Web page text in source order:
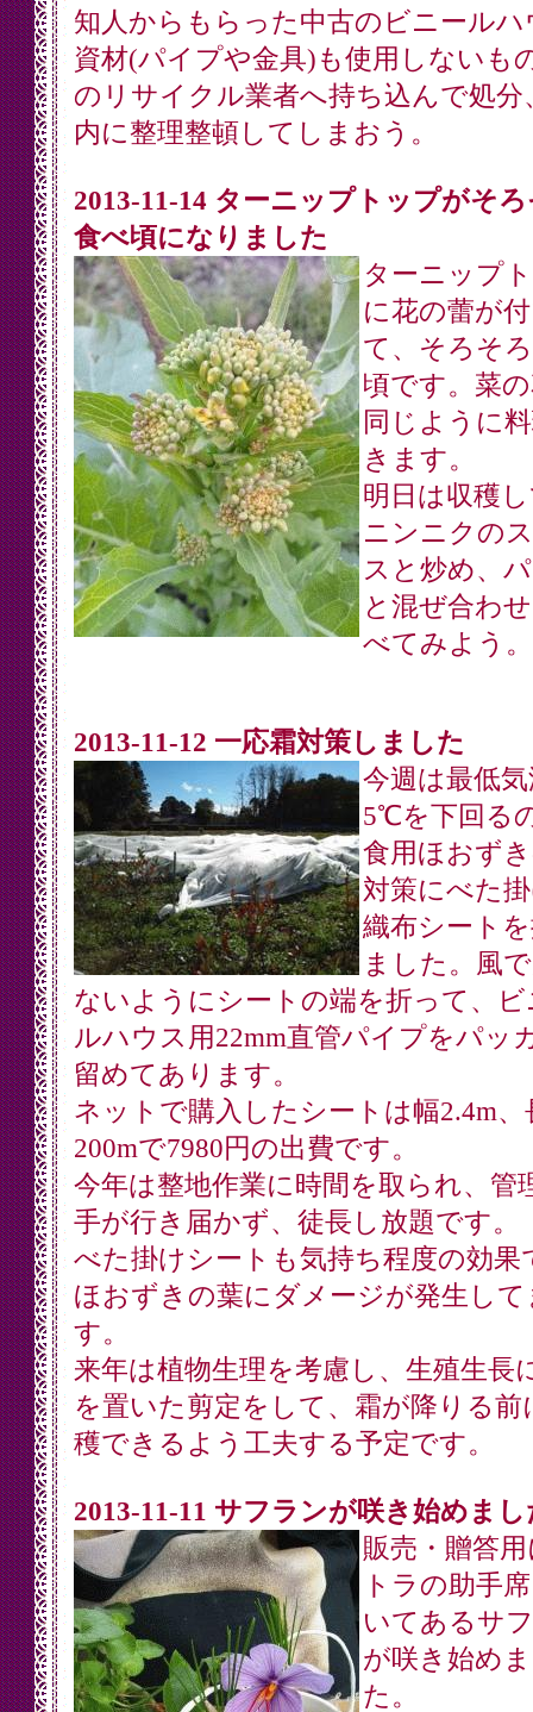
知人からもらった中古のビニールハ
資材(パイプや金具)も使用しないも
のリサイクル業者へ持ち込んで処分
内に整理整頓してしまおう。
2013-11-14 ターニップトップがそ
食べ頃になりました
ターニップ
に花の蕾が
て、そろそ
頃です。菜
同じように
きます。
明日は収穫
ニンニクの
スと炒め、
と混ぜ合わ
べてみよう。
2013-11-12 一応霜対策しました
今週は最低
5℃を下回る
食用ほおず
対策にべた
織布シート
ました。風
ないようにシートの端を折って、ビ
ルハウス用22mm直管パイプをパッ
留めてあります。
ネットで購入したシートは幅2.4m、
200mで7980円の出費です。
今年は整地作業に時間を取られ、管
手が行き届かず、徒長し放題です。
べた掛けシートも気持ち程度の効果
ほおずきの葉にダメージが発生して
す。
来年は植物生理を考慮し、生殖生長
を置いた剪定をして、霜が降りる前
穫できるよう工夫する予定です。
2013-11-11 サフランが咲き始めまし
販売・贈答
トラの助手
いてあるサ
が咲き始め
た。